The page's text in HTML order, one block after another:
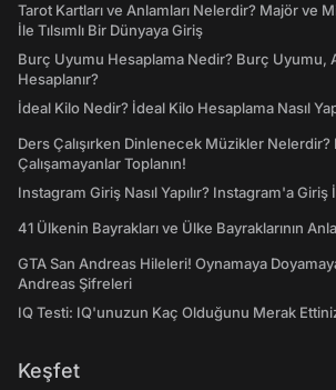
Tarot Kartları ve Anlamları Nelerdir? Majör ve
İle Tılsımlı Bir Dünyaya Giriş
Burç Uyumu Hesaplama Nedir? Burç Uyumu,
Hesaplanır?
İdeal Kilo Nedir? İdeal Kilo Hesaplama Nasıl
Ders Çalışırken Dinlenecek Müzikler
Çalışamayanlar Toplanın!
Instagram Giriş Nasıl Yapılır? Instagram'a
41 Ülkenin Bayrakları ve Ülke Bayraklarının
GTA San Andreas Hileleri! Oynamaya
Andreas Şifreleri
IQ Testi: IQ'unuzun Kaç Olduğunu Merak
Keşfet